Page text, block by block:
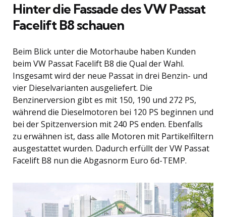
Hinter die Fassade des VW Passat
Facelift B8 schauen
Beim Blick unter die Motorhaube haben Kunden
beim VW Passat Facelift B8 die Qual der Wahl.
Insgesamt wird der neue Passat in drei Benzin- und
vier Dieselvarianten ausgeliefert. Die
Benzinerversion gibt es mit 150, 190 und 272 PS,
während die Dieselmotoren bei 120 PS beginnen und
bei der Spitzenversion mit 240 PS enden. Ebenfalls
zu erwähnen ist, dass alle Motoren mit Partikelfiltern
ausgestattet wurden. Dadurch erfüllt der VW Passat
Facelift B8 nun die Abgasnorm Euro 6d-TEMP.